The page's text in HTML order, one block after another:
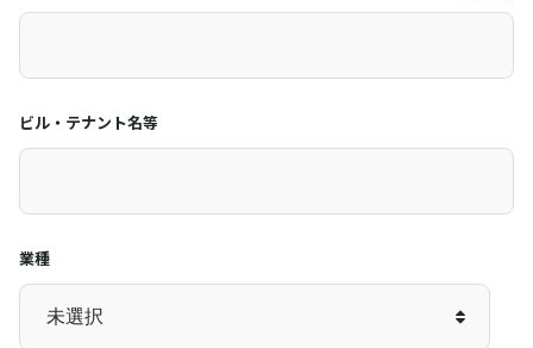
ビル・テナント名等
業種